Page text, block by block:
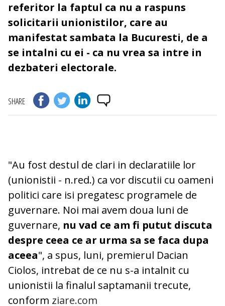
referitor la faptul ca nu a raspuns
solicitarii unionistilor, care au
manifestat sambata la Bucuresti, de a
se intalni cu ei - ca nu vrea sa intre in
dezbateri electorale.
SHARE
"Au fost destul de clari in declaratiile lor
(unionistii - n.red.) ca vor discutii cu oameni
politici care isi pregatesc programele de
guvernare. Noi mai avem doua luni de
guvernare, nu vad ce am fi putut discuta
despre ceea ce ar urma sa se faca dupa
aceea", a spus, luni, premierul Dacian
Ciolos, intrebat de ce nu s-a intalnit cu
unionistii la finalul saptamanii trecute,
conform ziare.com